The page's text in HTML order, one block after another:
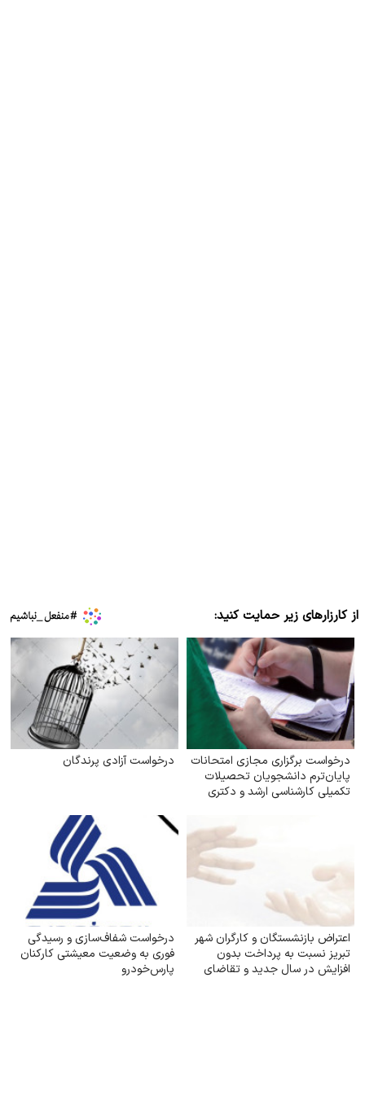
از کارزارهای زیر حمایت کنید:
درخواست برگزاری مجازی امتحانات
پایان‌ترم دانشجویان تحصیلات
تکمیلی کارشناسی ارشد و دکتری
درخواست آزادی پرندگان
اعتراض بازنشستگان و کارگران شهر
تبریز نسبت به پرداخت بدون
افزایش در سال جدید و تقاضای
درخواست شفاف‌سازی و رسیدگی
فوری به وضعیت معیشتی کارکنان
پارس‌خودرو